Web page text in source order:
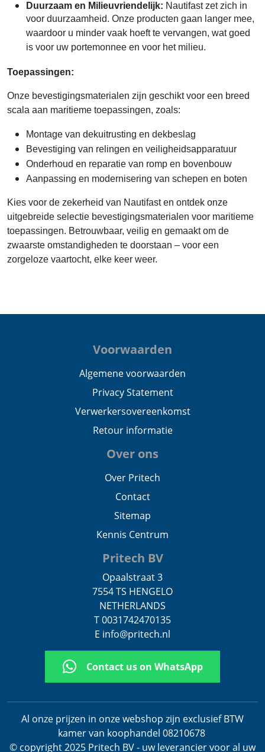
Duurzaam en Milieuvriendelijk: Nautifast zet zich in
voor duurzaamheid. Onze producten gaan langer mee,
waardoor u minder vaak hoeft te vervangen, wat goed
is voor uw portemonnee en voor het milieu.
Toepassingen:
Onze bevestigingsmaterialen zijn geschikt voor een breed
scala aan maritieme toepassingen, zoals:
Montage van dekuitrusting en dekbeslag
Bevestiging van relingen en veiligheidsapparatuur
Onderhoud en reparatie van romp en bovenbouw
Aanpassing en modernisering van schepen en boten
Kies voor de zekerheid van Nautifast en ontdek onze
uitgebreide selectie bevestigingsmaterialen voor maritieme
toepassingen. Betrouwbaar, veilig en gemaakt om de
zwaarste omstandigheden te doorstaan – voor een
zorgeloze vaartocht, elke keer weer.
Voorwaarden
Algemene voorwaarden
Privacy Statement
Verwerkersovereenkomst
Retour informatie
Over ons
Over Pritech
Contact
Sitemap
Kennis Centrum
Pritech BV
Opaalstraat 3
7554 TS HENGELO
NETHERLANDS
T 0031742470135
E info@pritech.nl
Contact us on WhatsApp
Al onze prijzen in onze webshop zijn exclusief BTW
kamer van koophandel 08210678.
© copyright 2025 Pritech BV - uw leverancier voor al uw